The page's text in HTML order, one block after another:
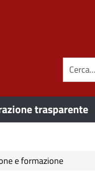
trasparente
e formazione